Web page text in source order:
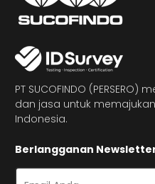
PT SUCOFINDO
dan jasa untuk
Indonesia.
Berlangganan